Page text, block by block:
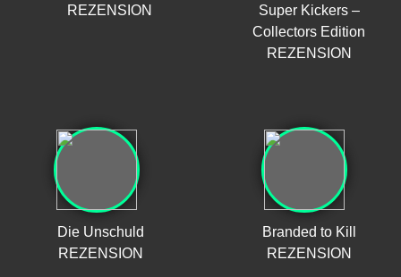
REZENSION
Super Kickers –
Collectors Edition
REZENSION
Die Unschuld
REZENSION
Branded to Kill
REZENSION